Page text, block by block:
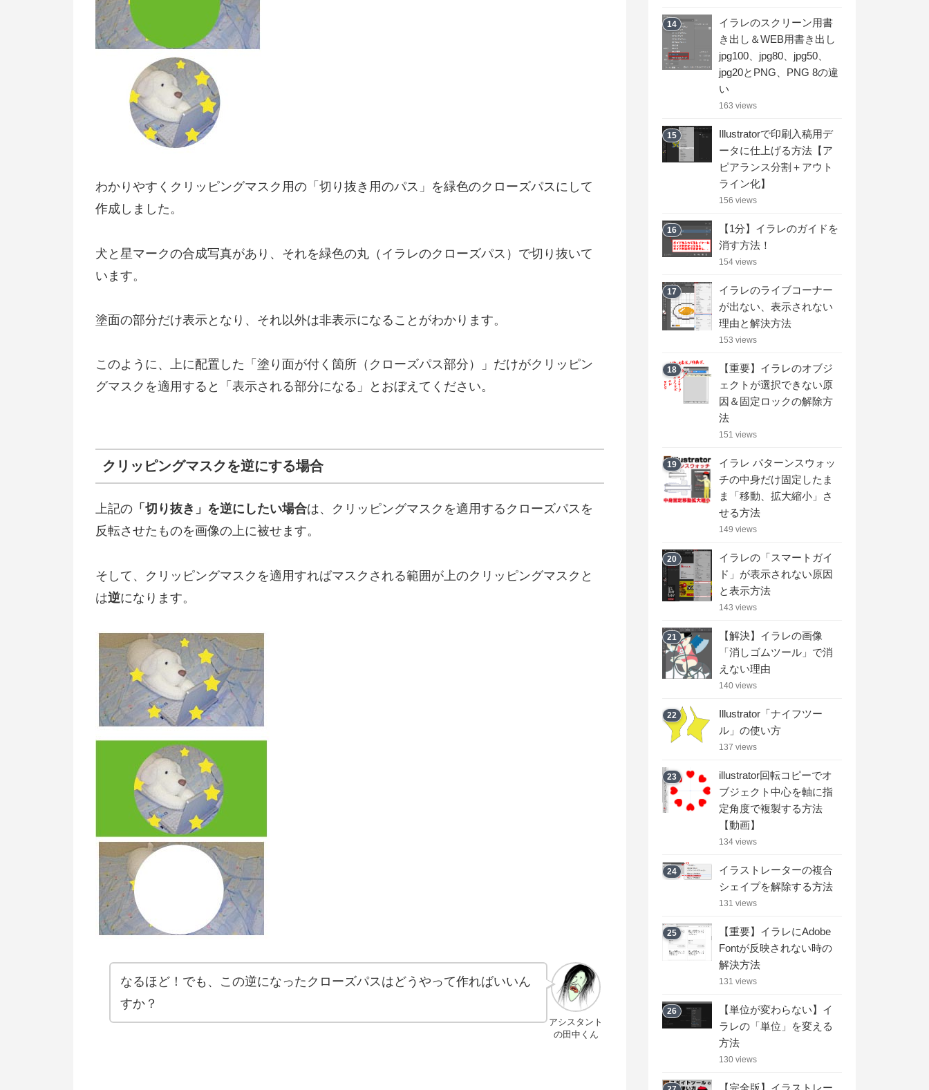
わかりやすくクリッピングマスク用の「切り抜き用のパス」を緑色のクローズパスにして
作成しました。
犬と星マークの合成写真があり、それを緑色の丸（イラレのクローズパス）で切り抜いて
います。
塗面の部分だけ表示となり、それ以外は非表示になることがわかります。
このように、上に配置した「塗り面が付く箇所（クローズパス部分）」だけがクリッピン
グマスクを適用すると「表示される部分になる」とおぼえてください。
クリッピングマスクを逆にする場合
上記の 「切り抜き」を逆にしたい場合は、クリッピングマスクを適用するクローズパスを
反転させたものを画像の上に被せます。
そして、クリッピングマスクを適用すればマスクされる範囲が上のクリッピングマスクと
は逆になります。
アシスタント
の田中くん
なるほど！でも、この逆になったクローズパスはどうやって作ればいいん
すか？
14
イラレのスクリーン用書
き出し＆WEB用書き出し
jpg100、jpg80、jpg50、
jpg20とPNG、PNG 8の違
い
163 views
15
Illustratorで印刷入稿用デ
ータに仕上げる方法【ア
ピアランス分割＋アウト
ライン化】
156 views
16
【1分】イラレのガイドを
消す方法！
154 views
17
イラレのライブコーナー
が出ない、表示されない
理由と解決方法
153 views
18
【重要】イラレのオブジ
ェクトが選択できない原
因＆固定ロックの解除方
法
151 views
19
イラレ パターンスウォッ
チの中身だけ固定したま
ま「移動、拡大縮小」さ
せる方法
149 views
20
イラレの「スマートガイ
ド」が表示されない原因
と表示方法
143 views
21
【解決】イラレの画像
「消しゴムツール」で消
えない理由
140 views
22
Illustrator「ナイフツー
ル」の使い方
137 views
23
illustrator回転コピーでオ
ブジェクト中心を軸に指
定角度で複製する方法
【動画】
134 views
24
イラストレーターの複合
シェイプを解除する方法
131 views
25
【重要】イラレにAdobe
Fontが反映されない時の
解決方法
131 views
26
【単位が変わらない】イ
ラレの「単位」を変える
方法
130 views
【完全版】イラストレー